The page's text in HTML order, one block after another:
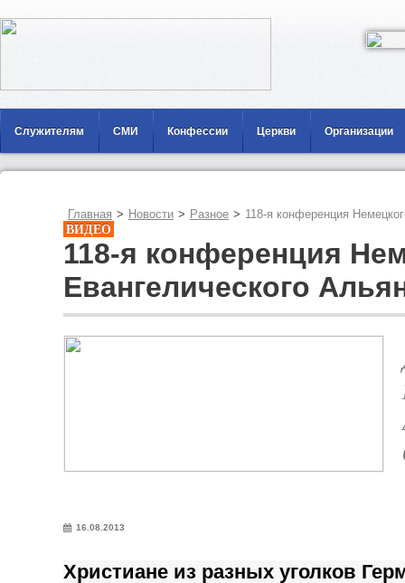
Служителям СМИ Конфессии Церкви Организации
Главная > Новости > Разное > 118-я конференция
ВИДЕО
118-я конференция
Евангелического
16.08.2013
Христиане из разных уголков